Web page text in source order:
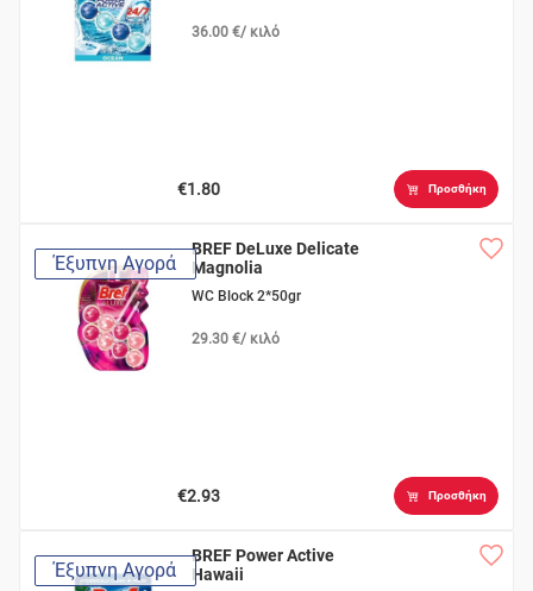
36.00 €/ κιλό
€1.80 Προσθήκη
Έξυπνη Αγορά
BREF DeLuxe Delicate
Magnolia
WC Block 2*50gr
29.30 €/ κιλό
€2.93 Προσθήκη
Έξυπνη Αγορά
BREF Power Active
Hawaii